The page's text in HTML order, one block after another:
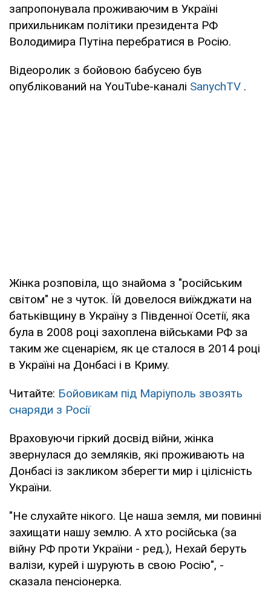
запропонувала проживаючим в Україні
прихильникам політики президента РФ
Володимира Путіна перебратися в Росію.
Відеоролик з бойовою бабусею був
опублікований на YouTube-каналі SanychTV .
Жінка розповіла, що знайома з "російським
світом" не з чуток. Їй довелося виїжджати на
батьківщину в Україну з Південної Осетії, яка
була в 2008 році захоплена військами РФ за
таким же сценарієм, як це сталося в 2014 році
в Україні на Донбасі і в Криму.
Читайте: Бойовикам під Маріуполь звозять
снаряди з Росії
Враховуючи гіркий досвід війни, жінка
звернулася до земляків, які проживають на
Донбасі із закликом зберегти мир і цілісність
України.
"Не слухайте нікого. Це наша земля, ми повинні
захищати нашу землю. А хто російська (за
війну РФ проти України - ред.), Нехай беруть
валізи, курей і шурують в свою Росію", -
сказала пенсіонерка.